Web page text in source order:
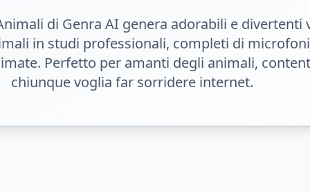
di Genra AI genera adorabili e divertenti
in studi professionali, completi di
Perfetto per amanti degli animali,
chiunque voglia far sorridere internet.